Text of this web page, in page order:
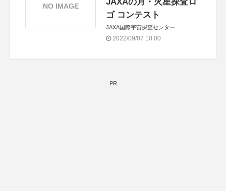
ゴ コンテスト
JAXA国際宇宙探査センター
2022/09/07 10:00
NO IMAGE
PR